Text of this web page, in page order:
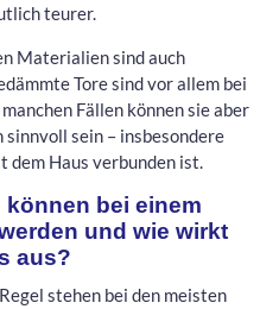
teurer.
Materialien sind auch
Tore sind vor allem bei
Fällen können sie aber
sein – insbesondere
dem Haus verbunden ist.
können bei einem
und wie wirkt
aus?
stehen bei den meisten